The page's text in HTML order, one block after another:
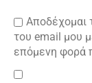
Αποδέχομαι
του email μου
επόμενη φορά